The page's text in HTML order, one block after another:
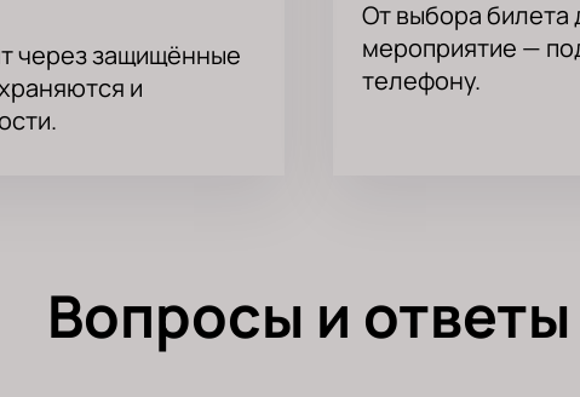
через защищённые
и
От выбора билета
мероприятие —
телефону.
Вопросы и ответы